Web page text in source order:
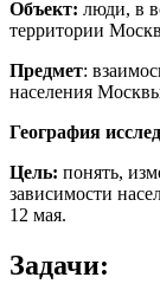
Объект: люди, в
территории
Предмет:
населения
География
Цель: понять,
зависимости
12 мая.
Задачи: